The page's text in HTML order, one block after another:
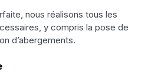
nous réalisons tous les
y compris la pose de
d’abergements.